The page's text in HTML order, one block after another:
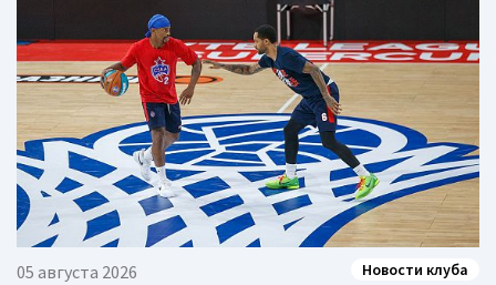
05 августа 2026 Новости клуба